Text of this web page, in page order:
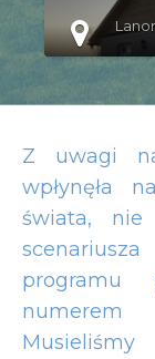
Z uwagi
wpłynęła
świata, nie
programu
numerem